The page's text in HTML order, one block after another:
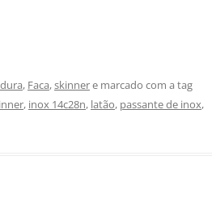
, Faca,skinnere marcado com a tag
, inox 14c28n, latão, passante de inox,